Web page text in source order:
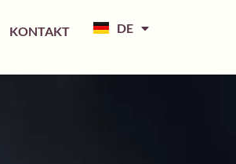
KONTAKT DE
FR